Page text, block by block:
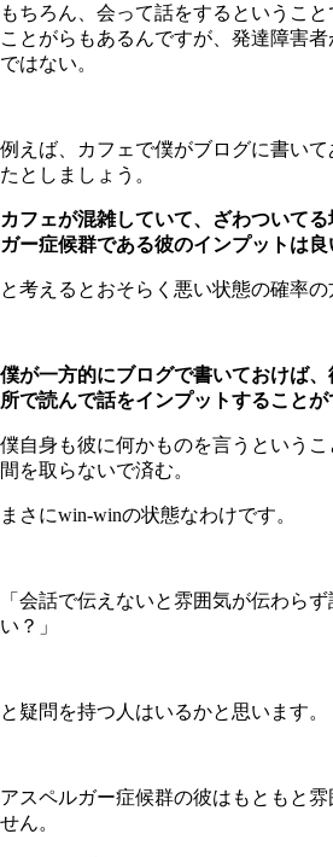
もちろん、会って話をするというこ
ことがらもあるんですが、発達障害
ではない。
例えば、カフェで僕がブログに書い
たとしましょう。
カフェが混雑していて、ざわついて
ガー症候群である彼のインプットは良
と考えるとおそらく悪い状態の確率の
僕が一方的にブログで書いておけば
所で読んで話をインプットすることが
僕自身も彼に何かものを言うという
間を取らないで済む。
まさにwin-winの状態なわけです。
「会話で伝えないと雰囲気が伝わら
い？」
と疑問を持つ人はいるかと思います。
アスペルガー症候群の彼はもともと
せん。